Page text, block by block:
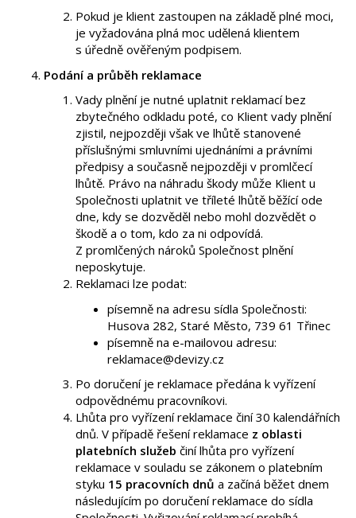
Pokud je klient zastoupen na základě plné moci,
je vyžadována plná moc udělená klientem
s úředně ověřeným podpisem.
Podání a průběh reklamace
Vady plnění je nutné uplatnit reklamací bez
zbytečného odkladu poté, co Klient vady plnění
zjistil, nejpozději však ve lhůtě stanovené
příslušnými smluvními ujednáními a právními
předpisy a současně nejpozději v promlčecí
lhůtě. Právo na náhradu škody může Klient u
Společnosti uplatnit ve tříleté lhůtě běžící ode
dne, kdy se dozvěděl nebo mohl dozvědět o
škodě a o tom, kdo za ni odpovídá.
Z promlčených nároků Společnost plnění
neposkytuje.
Reklamaci lze podat:
písemně na adresu sídla Společnosti:
Husova 282, Staré Město, 739 61 Třinec
písemně na e-mailovou adresu:
reklamace@devizy.cz
Po doručení je reklamace předána k vyřízení
odpovědnému pracovníkovi.
Lhůta pro vyřízení reklamace činí 30 kalendářních
dnů. V případě řešení reklamace z oblasti
platebních služeb činí lhůta pro vyřízení
reklamace v souladu se zákonem o platebním
styku 15 pracovních dnů a začíná běžet dnem
následujícím po doručení reklamace do sídla